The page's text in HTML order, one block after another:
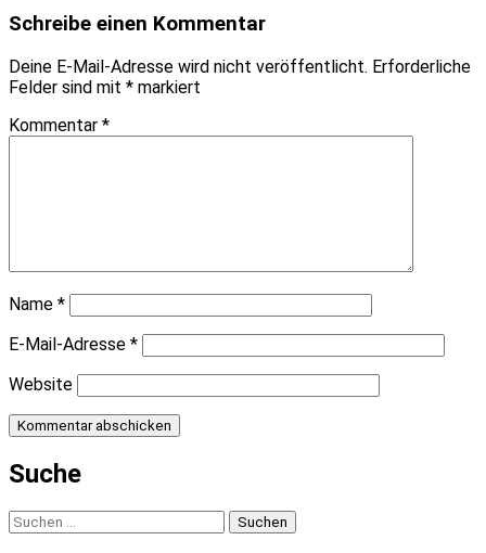
Schreibe einen Kommentar
Deine E-Mail-Adresse wird nicht veröffentlicht. Erforderliche
Felder sind mit * markiert
Kommentar *
Name *
E-Mail-Adresse *
Website
Suche
Suchen
nach: